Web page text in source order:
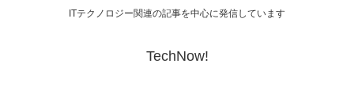
ITテクノロジー関連の記事を中心に発信しています
TechNow!